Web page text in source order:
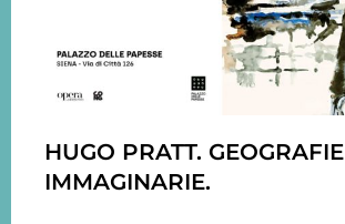
HUGO PRATT. GEOGRAFIE
IMMAGINARIE.